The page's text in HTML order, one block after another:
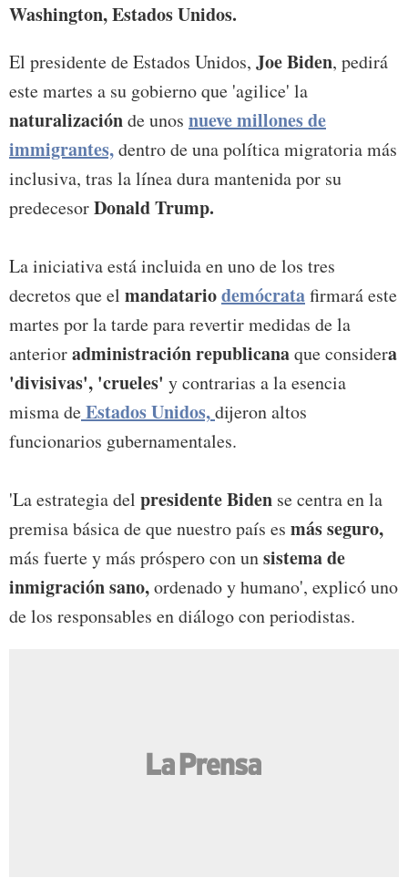
Washington, Estados Unidos.
El presidente de Estados Unidos, Joe Biden, pedirá
este martes a su gobierno que 'agilice' la
naturalizaciónde unos nueve millones de
immigrantes,dentro de una política migratoria más
inclusiva, tras la línea dura mantenida por su
predecesorDonald Trump.
La iniciativa está incluida en uno de los tres
decretos que el mandatariodemócratafirmará este
martes por la tarde para revertir medidas de la
anterioradministración republicanaque considera
'divisivas', 'crueles' y contrarias a la esencia
misma deEstados Unidos,dijeron altos
funcionarios gubernamentales.
'La estrategia del presidente Biden se centra en la
premisa básica de que nuestro país es más seguro,
más fuerte y más próspero con unsistema de
inmigración sano,ordenado y humano', explicó uno
de los responsables en diálogo con periodistas.